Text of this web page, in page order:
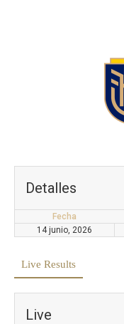
Detalles
Fecha
14 junio, 2026
Live Results
Live